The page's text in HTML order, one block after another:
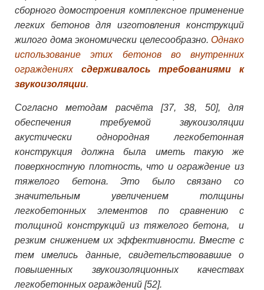
сборного домостроения комплексное применение
легких бетонов для изготовления конструкций
жилого дома экономически целесообразно.Однако
использование этих бетонов во внутренних
ограждениях сдерживалось требованиями к
звукоизоляции.
Согласно методам расчёта [37, 38, 50], для
обеспечения требуемой звукоизоляции
акустически однородная легкобетонная
конструкция должна была иметь такую же
поверхностную плотность, что и ограждение из
тяжелого бетона. Это было связано со
значительным увеличением толщины
легкобетонных элементов по сравнению с
толщиной конструкций из тяжелого бетона, и
резким снижением их эффективности. Вместе с
тем имелись данные, свидетельствовавшие о
повышенных звукоизоляционных качествах
легкобетонных ограждений [52].